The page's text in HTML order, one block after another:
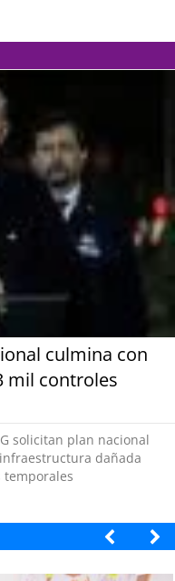
culmina con
mil controles
solicitan plan nacional
dañada